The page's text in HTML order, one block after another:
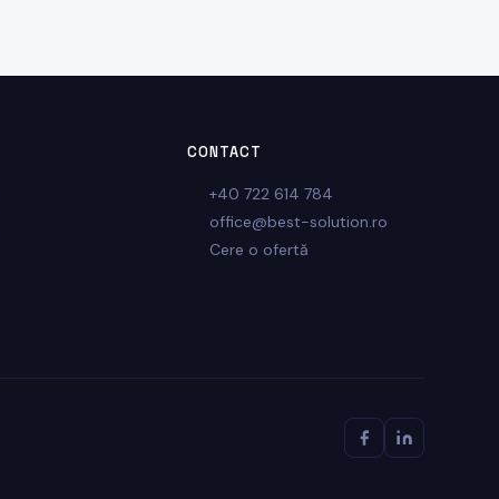
CONTACT
+40 722 614 784
office@best-solution.ro
Cere o ofertă